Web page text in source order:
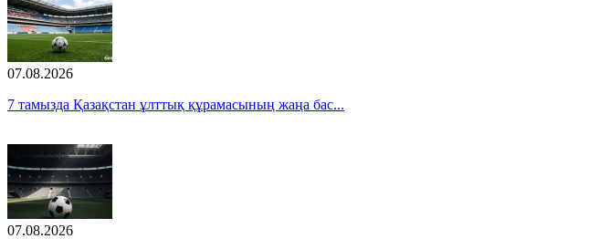
07.08.2026
7 тамызда Қазақстан ұлттық құрамасының жаңа бас...
07.08.2026